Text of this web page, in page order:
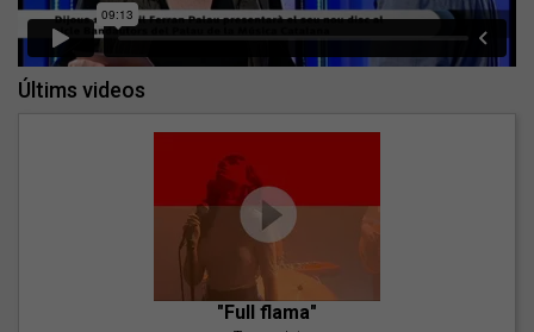
Últims videos
"Full flama"